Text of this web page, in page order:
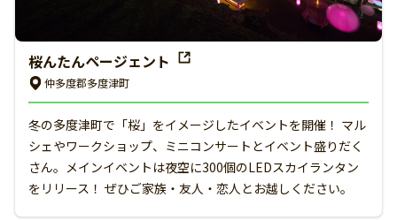
桜んたんページェント
仲多度郡多度津町
冬の多度津町で「桜」をイメージしたイベントを開催！ マル
シェやワークショップ、ミニコンサートとイベント盛りだく
さん。メインイベントは夜空に300個のLEDスカイランタン
をリリース！ ぜひご家族・友人・恋人とお越しください。